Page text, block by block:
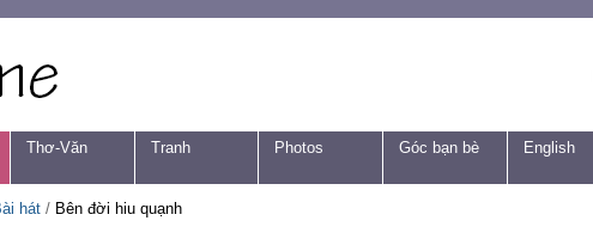
Thơ-Văn Tranh Photos Góc bạn bè English
hát / Bên đời hiu quạnh